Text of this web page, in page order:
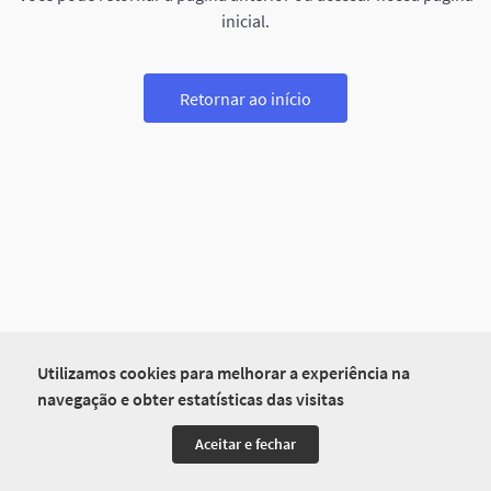
Utilizamos cookies para melhorar a experiência na
navegação e obter estatísticas das visitas
Aceitar e fechar
inicial.
Retornar ao início